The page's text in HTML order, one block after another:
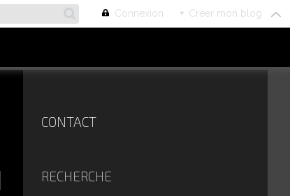
Connexion + Créer mon blog
CONTACT
RECHERCHE